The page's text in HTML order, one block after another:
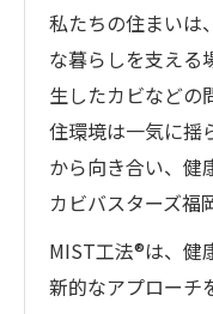
私たちの住まいは
な暮らしを支える
生したカビなどの
住環境は一気に揺
から向き合い、健
カビバスターズ福
MIST工法®は、健
新的なアプローチ